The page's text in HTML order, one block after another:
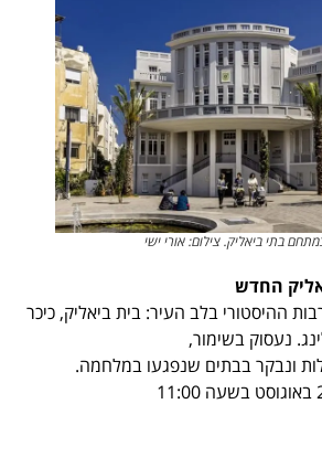
בתי ביאליק. צילום: אורי ישי
החדש
ההיסטורי בלב העיר: בית ביאליק, כיכר
נעסוק בשימור,
ונבקר בבתים שנפגעו במלחמה.